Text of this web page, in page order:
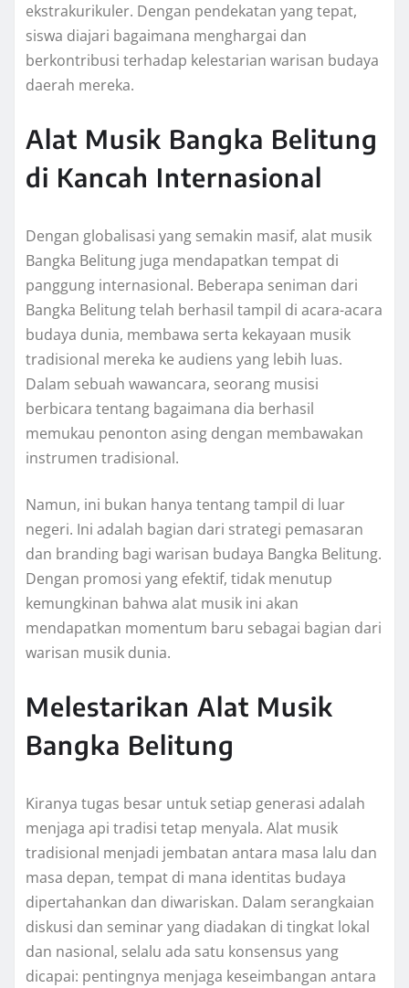
ekstrakurikuler. Dengan pendekatan yang tepat,
siswa diajari bagaimana menghargai dan
berkontribusi terhadap kelestarian warisan budaya
daerah mereka.
Alat Musik Bangka Belitung
di Kancah Internasional
Dengan globalisasi yang semakin masif, alat musik
Bangka Belitung juga mendapatkan tempat di
panggung internasional. Beberapa seniman dari
Bangka Belitung telah berhasil tampil di acara-acara
budaya dunia, membawa serta kekayaan musik
tradisional mereka ke audiens yang lebih luas.
Dalam sebuah wawancara, seorang musisi
berbicara tentang bagaimana dia berhasil
memukau penonton asing dengan membawakan
instrumen tradisional.
Namun, ini bukan hanya tentang tampil di luar
negeri. Ini adalah bagian dari strategi pemasaran
dan branding bagi warisan budaya Bangka Belitung.
Dengan promosi yang efektif, tidak menutup
kemungkinan bahwa alat musik ini akan
mendapatkan momentum baru sebagai bagian dari
warisan musik dunia.
Melestarikan Alat Musik
Bangka Belitung
Kiranya tugas besar untuk setiap generasi adalah
menjaga api tradisi tetap menyala. Alat musik
tradisional menjadi jembatan antara masa lalu dan
masa depan, tempat di mana identitas budaya
dipertahankan dan diwariskan. Dalam serangkaian
diskusi dan seminar yang diadakan di tingkat lokal
dan nasional, selalu ada satu konsensus yang
dicapai: pentingnya menjaga keseimbangan antara